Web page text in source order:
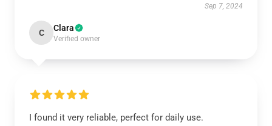
Sep 7, 2024
C Clara
Verified owner
I found it very reliable, perfect for daily use.